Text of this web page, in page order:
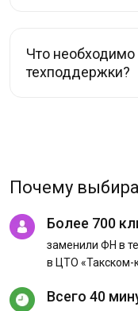
Что
техподдержки?
Почему
Более 700
заменили ФН в
в ЦТО «Такском-
Всего 40